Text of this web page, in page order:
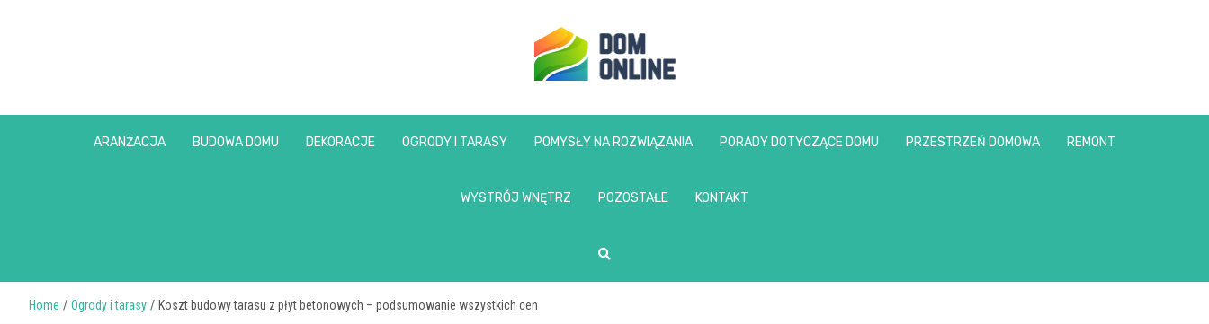
www.domonline.pl
ARANŻACJA BUDOWA DOMU DEKORACJE OGRODY I TARASY POMYSŁY NA ROZWIĄZANIA PORADY DOTYCZĄCE DOMU PRZESTRZEŃ DOMOWA REMONT
WYSTRÓJ WNĘTRZ POZOSTAŁE KONTAKT
Home Ogrody i tarasy Koszt budowy tarasu z płyt betonowych – podsumowanie wszystkich cen